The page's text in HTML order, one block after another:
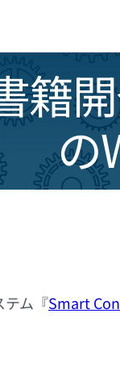
籍
の
テム『Smart